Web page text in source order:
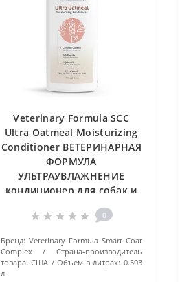
Veterinary Formula SCC
Ultra Oatmeal Moisturizing
Conditioner ВЕТЕРИНАРНАЯ
ФОРМУЛА
УЛЬТРАУВЛАЖНЕНИЕ
кондиционер для собак и
0
Бренд: Veterinary Formula Smart Coat
Complex
Страна-производитель
товара: США Объем в литрах: 0.503
л